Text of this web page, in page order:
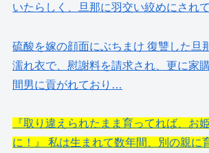
いたらしく、旦那に羽交い絞めにされ
硫酸を嫁の顔面にぶちまけ 復讐した旦
濡れ衣で、慰謝料を請求され、更に家
間男に貢がれており…
『取り違えられたまま育ってれば、お
に！』 私は生まれて数年間、別の親に